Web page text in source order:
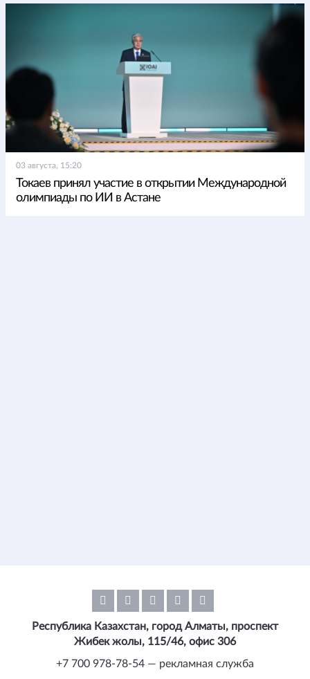
03 августа, 15:20
Токаев принял участие в открытии Международной
олимпиады по ИИ в Астане
Республика Казахстан, город Алматы, проспект
Жибек жолы, 115/46, офис 306
+7 700 978-78-54 — рекламная служба